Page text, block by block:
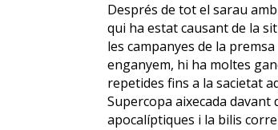
Després de tot el sarau
qui ha estat causant de la
les campanyes de la
enganyem, hi ha moltes
repetides fins a la sacietat
Supercopa aixecada
apocalíptiques i la bilis